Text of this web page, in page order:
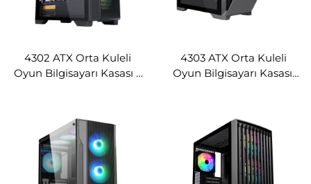
4302 ATX Orta Kuleli
Oyun Bilgisayarı Kasası –
4303 ATX Orta Kuleli
Oyun Bilgisayarı Kasası,